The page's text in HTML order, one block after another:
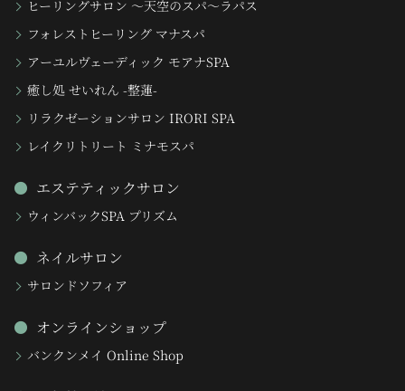
ヒーリングサロン 〜天空のスパ〜ラパス
フォレストヒーリング マナスパ
アーユルヴェーディック モアナSPA
癒し処 せいれん -整蓮-
リラクゼーションサロン IRORI SPA
レイクリトリート ミナモスパ
エステティックサロン
ウィンバックSPA プリズム
ネイルサロン
サロンドソフィア
オンラインショップ
バンクンメイ Online Shop